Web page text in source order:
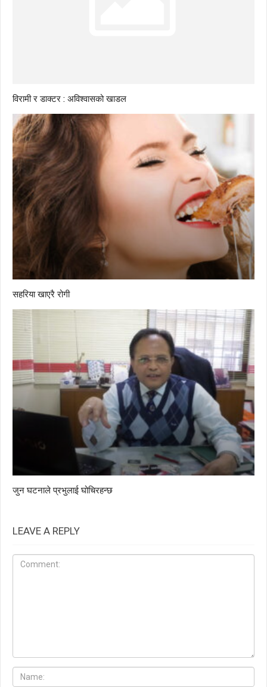
विरामी र डाक्टर : अविश्वासको खाडल
सहरिया खाएरै रोगी
जुन घटनाले प्रभुलाई घोचिरहन्छ
LEAVE A REPLY